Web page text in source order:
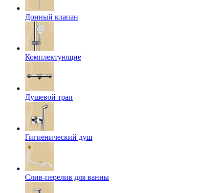
Донный клапан
Комплектующие
Душевой трап
Гигиенический душ
Слив-перелив для ванны